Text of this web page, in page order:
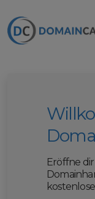
Eröffne